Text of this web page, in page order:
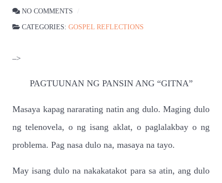
NO COMMENTS
CATEGORIES: GOSPEL REFLECTIONS
–>
PAGTUUNAN NG PANSIN ANG “GITNA”
Masaya kapag nararating natin ang dulo. Maging dulo
ng telenovela, o ng isang aklat, o paglalakbay o ng
problema. Pag nasa dulo na, masaya na tayo.
May isang dulo na nakakatakot para sa atin, ang dulo